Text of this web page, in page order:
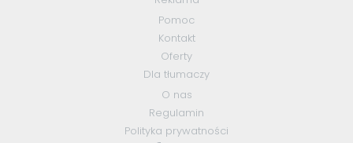
Pomoc
Kontakt
Oferty
Dla tłumaczy
O nas
Regulamin
Polityka prywatności